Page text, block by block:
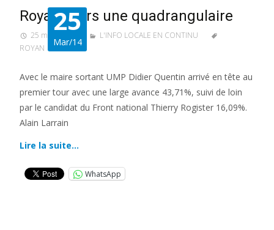
25
Mar/14
Royan : vers une quadrangulaire
25 mars 2014
L'INFO LOCALE EN CONTINU
ROYAN
Avec le maire sortant UMP Didier Quentin arrivé en tête au
premier tour avec une large avance 43,71%, suivi de loin
par le candidat du Front national Thierry Rogister 16,09%.
Alain Larrain
Lire la suite…
WhatsApp